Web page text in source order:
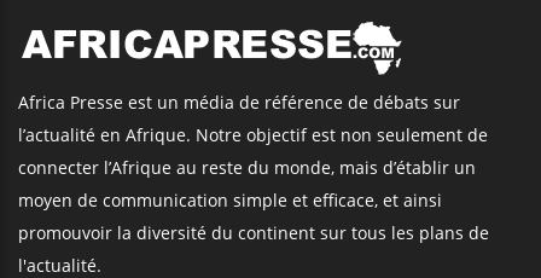
Africa Presse est un média de référence de débats sur
l’actualité en Afrique. Notre objectif est non seulement de
connecter l’Afrique au reste du monde, mais d’établir un
moyen de communication simple et efficace, et ainsi
promouvoir la diversité du continent sur tous les plans de
l'actualité.